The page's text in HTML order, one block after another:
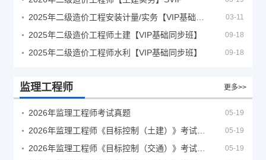
03-11
2025年二级造价工程师土建【VIP基础同步班】 09-18
2025年二级造价工程师水利【VIP基础同步班】 09-18
监理工程师 更多>>
2026年监理工程师考试真题 05-19
05-19
05-19